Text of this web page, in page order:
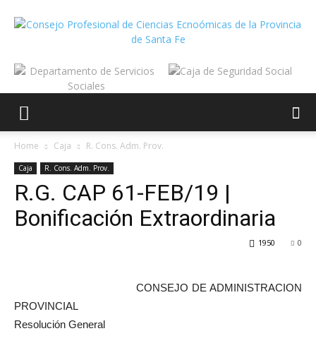
Home Caja R. Cons. Adm. Prov.
Caja R. Cons. Adm. Prov.
R.G. CAP 61-FEB/19 |
Bonificación Extraordinaria
0
1950
CONSEJO DE ADMINISTRACION
PROVINCIAL
Resolución General